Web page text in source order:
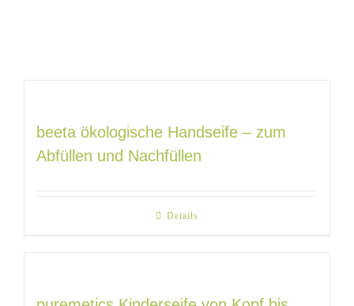
beeta ökologische Handseife – zum
Abfüllen und Nachfüllen
Details